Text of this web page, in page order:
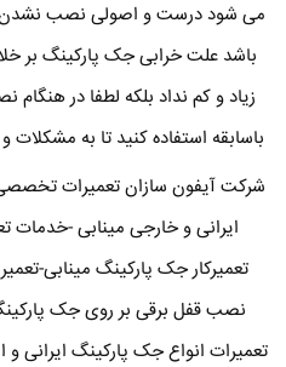
می شود درست و اصولی نصب نشدن
باشد علت خرابی جک پارکینگ بر
زیاد و کم نداد بلکه لطفا در
باسابقه استفاده کنید تا به مشکلات
شرکت آیفون سازان تعمیرات
ایرانی و خارجی مینابی -خدمات
تعمیرکار جک پارکینگ مینابی-
نصب قفل برقی بر روی جک
تعمیرات انواع جک پارکینگ ایرانی